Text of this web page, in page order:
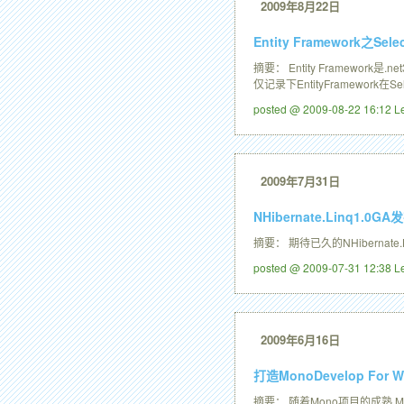
2009年8月22日
Entity Framework之
摘要： Entity Framework是
仅记录下EntityFramework在
posted @ 2009-08-22 16:12
2009年7月31日
NHibernate.Linq1.0GA
摘要： 期待已久的
posted @ 2009-07-31 12:38
2009年6月16日
打造MonoDevelop For
摘要： 随着Mono项目的成熟